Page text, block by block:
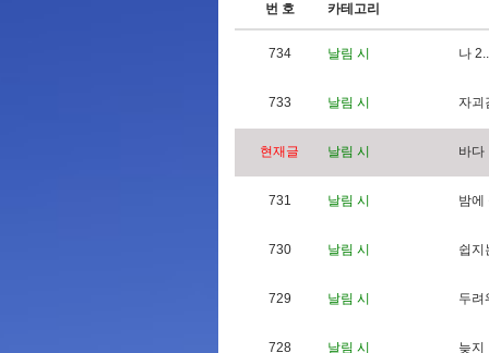
번 호 카테고리
734 날림 시 나 2..
733 날림 시 자괴
현재글 날림 시 바다
731 날림 시 밤에
730 날림 시 쉽 지
729 날림 시 두려
728 날림 시 늦지